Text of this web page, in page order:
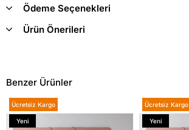
Ödeme Seçenekleri
Ürün Önerileri
Benzer Ürünler
Ücretsiz Kargo
Yeni
Ücretsiz Kargo
Yeni